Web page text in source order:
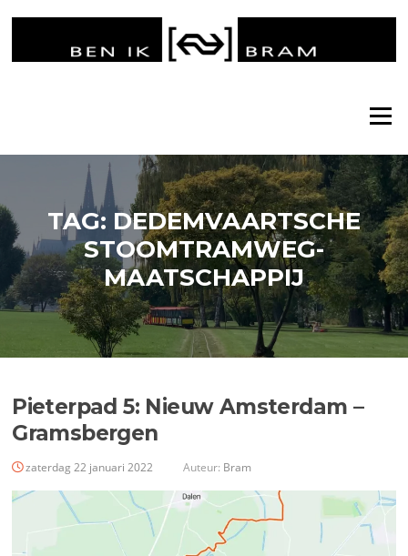
Menu
TAG: DEDEMVAARTSCHE
STOOMTRAMWEG-
MAATSCHAPPIJ
Pieterpad 5: Nieuw Amsterdam –
Gramsbergen
zaterdag 22 januari 2022 Auteur: Bram